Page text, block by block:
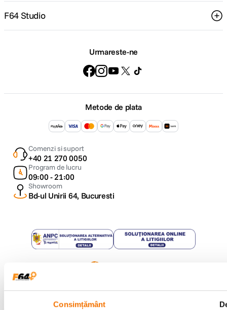
Consimțământ
F64 Studio
Urmareste-ne
Metode de plata
Comenzi si suport
+40 21 270 0050
Program de lucru
09:00 - 21:00
Showroom
Bd-ul Unirii 64, Bucuresti
Parteneri tehnologie: